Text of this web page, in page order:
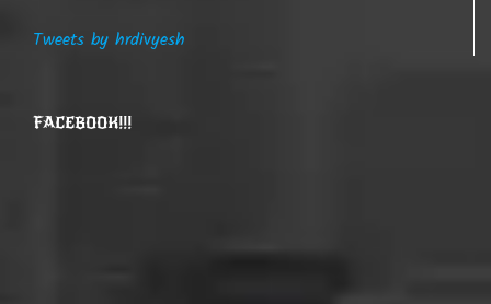
Tweets by hrdivyesh
FACEBOOK!!!